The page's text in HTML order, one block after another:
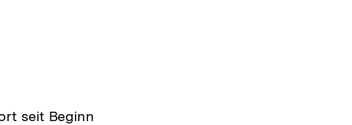
seit Beginn